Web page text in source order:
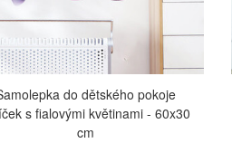
do dětského pokoje
s fialovými květinami - 60x30
cm